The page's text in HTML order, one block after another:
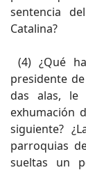
sentencia
Catalina?
(4) ¿Qué
presidente
das alas,
exhumación
siguiente?
parroquias
sueltas un